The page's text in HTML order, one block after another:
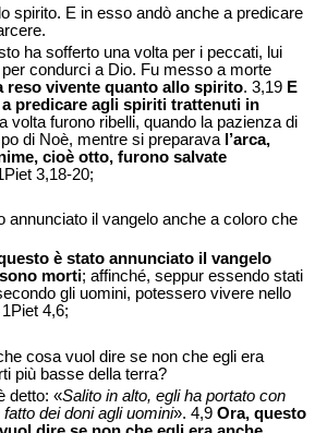
spirito. E in esso andò anche a predicare
ha sofferto una volta per i peccati, lui
condurci a Dio. Fu messo a morte
reso vivente quanto allo spirito. 3,19 E
predicare agli spiriti trattenuti in
volta furono ribelli, quando la pazienza di
di Noè, mentre si preparava l’arca,
cioè otto, furono salvate
3,18-20;
annunciato il vangelo anche a coloro che
è stato annunciato il vangelo
morti; affinché, seppur essendo stati
gli uomini, potessero vivere nello
1Piet 4,6;
cosa vuol dire se non che egli era
più basse della terra?
detto: «Salito in alto, egli ha portato con
dei doni agli uomini». 4,9 Ora, questo